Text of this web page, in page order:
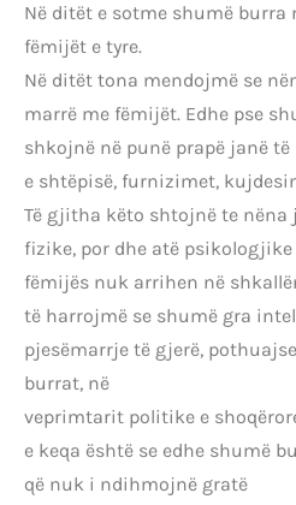
Në ditët e sotme shumë burra
fëmijët e tyre.
Në ditët tona mendojmë se
marrë me fëmijët. Edhe pse
shkojnë në punë prapë janë
e shtëpisë, furnizimet,
Të gjitha këto shtojnë te nëna
fizike, por dhe atë
fëmijës nuk arrihen në
të harrojmë se shumë gra
pjesëmarrje të gjerë,
burrat, në
veprimtarit politike e
e keqa është se edhe shumë
që nuk i ndihmojnë gratë